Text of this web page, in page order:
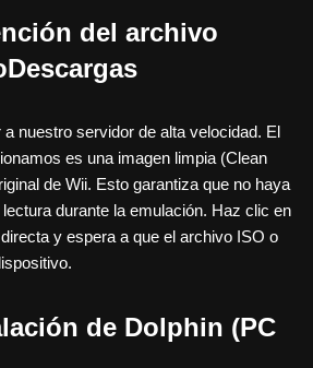
del archivo
nuestro servidor de alta velocidad. El
es una imagen limpia (Clean
de Wii. Esto garantiza que no haya
durante la emulación. Haz clic en
y espera a que el archivo ISO o
de Dolphin (PC